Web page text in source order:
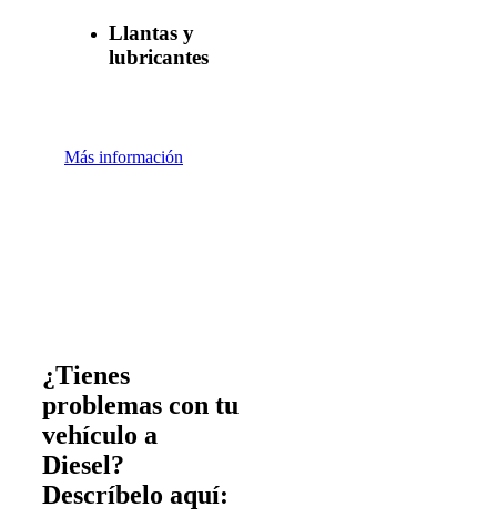
Llantas y
lubricantes
Más información
¿Tienes
problemas con tu
vehículo a
Diesel?
Descríbelo aquí: